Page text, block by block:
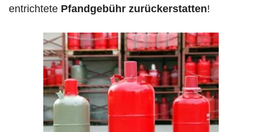
entrichtete Pfandgebühr zurückerstatten!